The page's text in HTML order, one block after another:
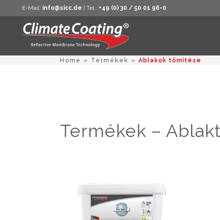
E-Mail: info@sicc.de | Tel.: +49 (0) 30 / 50 01 96-0
Home » Termékek » Ablakok tömítése
Termékek –